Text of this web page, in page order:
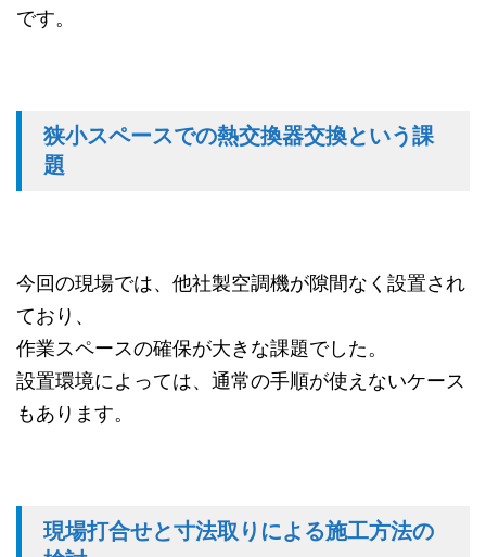
です。
狭小スペースでの熱交換器交換という課
題
今回の現場では、他社製空調機が隙間なく設置され
ており、
作業スペースの確保が大きな課題でした。
設置環境によっては、通常の手順が使えないケース
もあります。
現場打合せと寸法取りによる施工方法の